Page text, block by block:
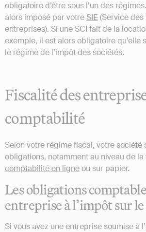
obligatoire d’être sous l’un des
alors imposé par votreSIE(Service
entreprises). Si une SCI fait de la
exemple, il est alors obligatoire qu’elle
le régime de l’impôt des sociétés.
Fiscalité des
comptabilité
Selon votre régime fiscal, votre société
obligations, notamment au niveau de la
comptabilité en ligneou sur papier.
Les obligations
entreprise à l’impôt sur
Si vous avez une entreprise soumise à